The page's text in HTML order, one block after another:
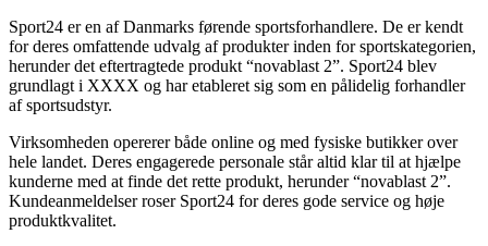
Sport24 er en af Danmarks førende sportsforhandlere. De er kendt
for deres omfattende udvalg af produkter inden for sportskategorien,
herunder det eftertragtede produkt “novablast 2”. Sport24 blev
grundlagt i XXXX og har etableret sig som en pålidelig forhandler
af sportsudstyr.
Virksomheden opererer både online og med fysiske butikker over
hele landet. Deres engagerede personale står altid klar til at hjælpe
kunderne med at finde det rette produkt, herunder “novablast 2”.
Kundeanmeldelser roser Sport24 for deres gode service og høje
produktkvalitet.